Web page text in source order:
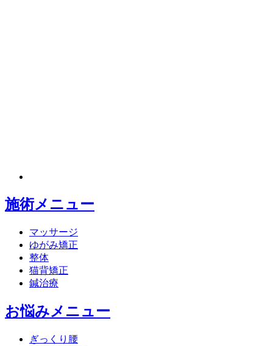
施術メニュー
マッサージ
ゆがみ矯正
整体
猫背矯正
鍼治療
お悩みメニュー
ぎっくり腰